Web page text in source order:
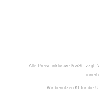
Alle Preise inklusive MwSt. zzgl.
Wir benutzen KI für die